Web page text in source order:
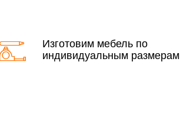
Изготовим мебель по
индивидуальным размерам